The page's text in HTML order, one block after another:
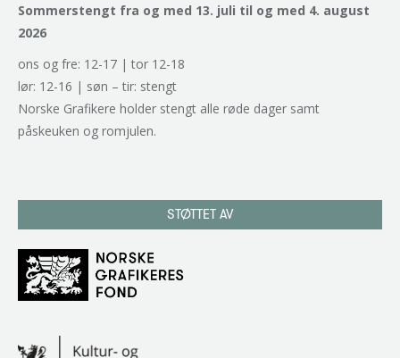
Sommerstengt fra og med 13. juli til og med 4. august
2026
ons og fre: 12-17 | tor 12-18
lør: 12-16 | søn – tir: stengt
Norske Grafikere holder stengt alle røde dager samt
påskeuken og romjulen.
STØTTET AV